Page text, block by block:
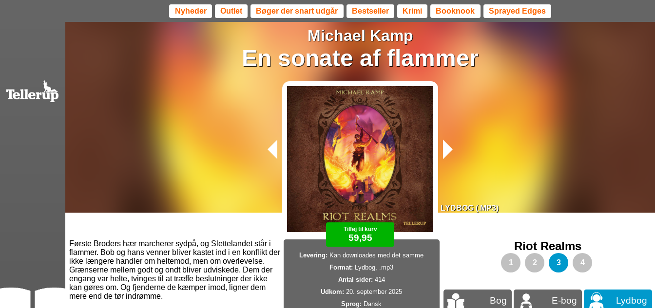
Nyheder Outlet Bøger der snart udgår Bestseller Krimi Booknook Sprayed Edges
Michael Kamp
En sonate af flammer
LYDBOG (.MP3)
Tilføj til kurv
59,95
Levering: Kan downloades med det samme
Format: Lydbog, .mp3
Antal sider: 414
Udkom: 20. september 2025
Sprog: Dansk
Første Broders hær marcherer sydpå, og Slettelandet står i
flammer. Bob og hans venner bliver kastet ind i en konflikt der
ikke længere handler om heltemod, men om overlevelse.
Grænserne mellem godt og ondt bliver udviskede. Dem der
engang var helte, tvinges til at træffe beslutninger der ikke
kan gøres om. Og fjenderne de kæmper imod, ligner dem
mere end de tør indrømme.
Riot Realms
1 2 3 4
Bog E-bog Lydbog